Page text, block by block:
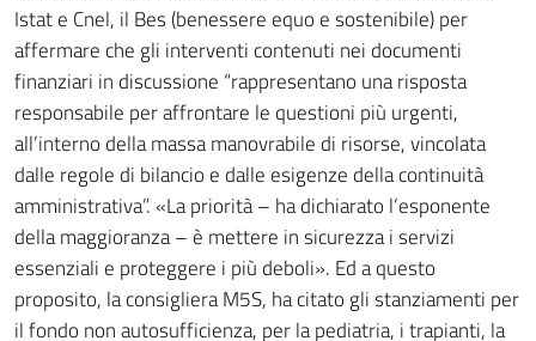
Istat e Cnel, il Bes (benessere equo e sostenibile) per
affermare che gli interventi contenuti nei documenti
finanziari in discussione “rappresentano una risposta
responsabile per affrontare le questioni più urgenti,
all’interno della massa manovrabile di risorse, vincolata
dalle regole di bilancio e dalle esigenze della continuità
amministrativa”. «La priorità – ha dichiarato l’esponente
della maggioranza – è mettere in sicurezza i servizi
essenziali e proteggere i più deboli». Ed a questo
proposito, la consigliera M5S, ha citato gli stanziamenti per
il fondo non autosufficienza, per la pediatria, i trapianti, la